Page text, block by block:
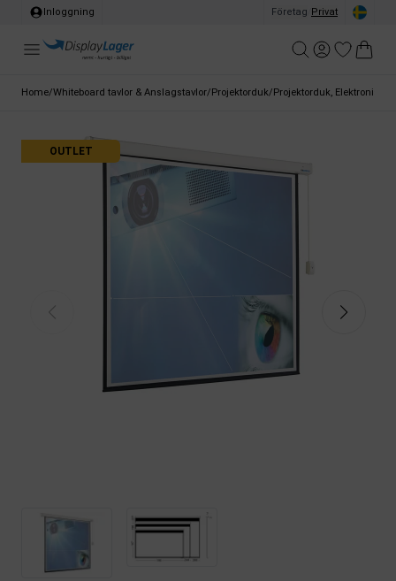
Inloggning Företag Privat
Home/Whiteboard tavlor & Anslagstavlor/Projektorduk/Projektorduk, Elektroniskt
OUTLET